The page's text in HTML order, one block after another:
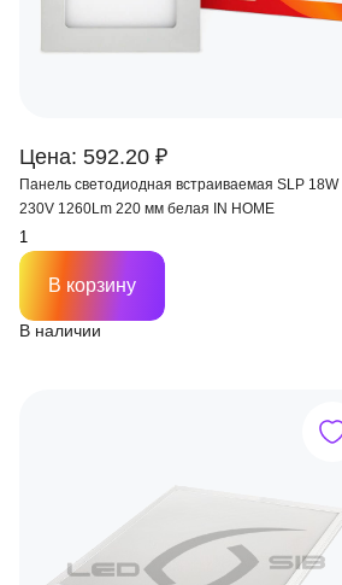
Цена: 592.20 ₽
Панель светодиодная встраиваемая SLP 18W
230V 1260Lm 220 мм белая IN HOME
В наличии
В корзину